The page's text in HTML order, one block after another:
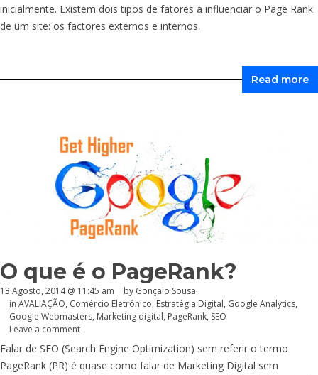
inicialmente. Existem dois tipos de fatores a influenciar o Page Rank
de um site: os factores externos e internos.
Read more
O que é o PageRank?
13 Agosto, 2014 @ 11:45 am by Gonçalo Sousa
in AVALIAÇÃO, Comércio Eletrónico, Estratégia Digital, Google Analytics,
Google Webmasters, Marketing digital, PageRank, SEO
Leave a comment
Falar de SEO (Search Engine Optimization) sem referir o termo
PageRank (PR) é quase como falar de Marketing Digital sem